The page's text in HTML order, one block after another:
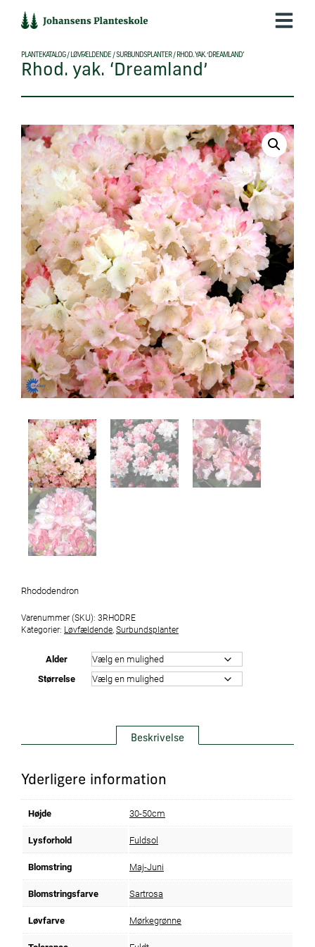
indholdet
PLANTEKATALOG/ LØVFÆLDENDE /SURBUNDSPLANTER/ RHOD. YAK. ‘DREAMLAND’
Rhod. yak. ‘Dreamland’
Rhododendron
Varenummer (SKU): 3RHODRE
Kategorier: Løvfældende Surbundsplanter
Alder
Størrelse
Beskrivelse
Yderligere information
Højde 30-50cm
Lysforhold Fuldsol
Blomstring Maj-Juni
Blomstringsfarve Sartrosa
Løvfarve Mørkegrønne